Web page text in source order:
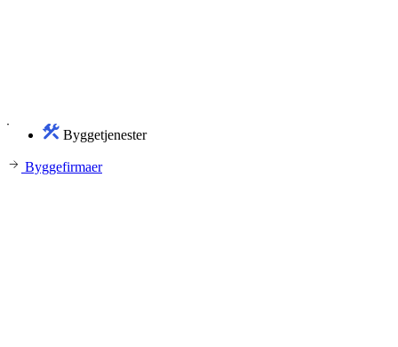
Byggetjenester
Byggefirmaer